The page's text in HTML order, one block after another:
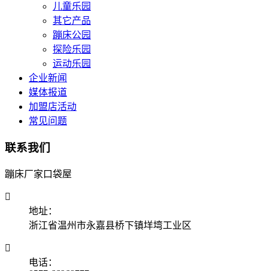
儿童乐园
其它产品
蹦床公园
探险乐园
运动乐园
企业新闻
媒体报道
加盟店活动
常见问题
联系我们
蹦床厂家口袋屋

地址：
浙江省温州市永嘉县桥下镇垟塆工业区

电话：